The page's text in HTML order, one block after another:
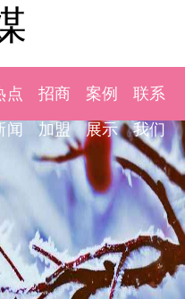
点
闻
招商
加盟
案例
展示
联系
我们